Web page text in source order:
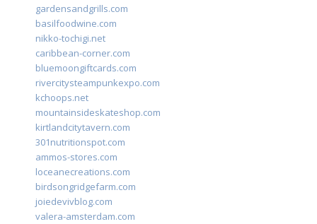
gardensandgrills.com
basilfoodwine.com
nikko-tochigi.net
caribbean-corner.com
bluemoongiftcards.com
rivercitysteampunkexpo.com
kchoops.net
mountainsideskateshop.com
kirtlandcitytavern.com
301nutritionspot.com
ammos-stores.com
loceanecreations.com
birdsongridgefarm.com
joiedevivblog.com
valera-amsterdam.com